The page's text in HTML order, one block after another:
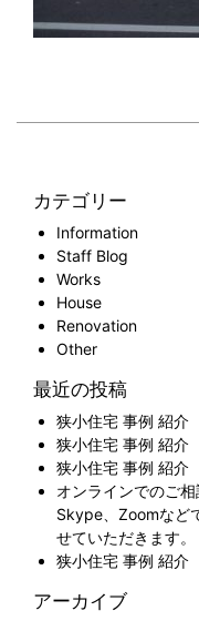
カテゴリー
Information
Staff Blog
Works
House
Renovation
Other
最近の投稿
狭小住宅 事例 紹
狭小住宅 事例 紹
狭小住宅 事例 紹
オンラインでのご
Skype、Zoomなど
せていただきます。
狭小住宅 事例 紹
アーカイブ